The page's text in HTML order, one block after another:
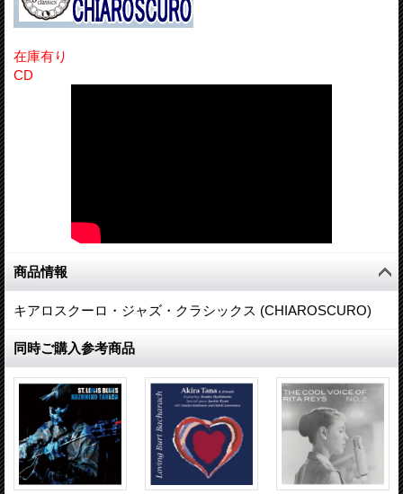
在庫有り
CD
商品情報
キアロスクーロ・ジャズ・クラシックス (CHIAROSCURO)
同時ご購入参考商品